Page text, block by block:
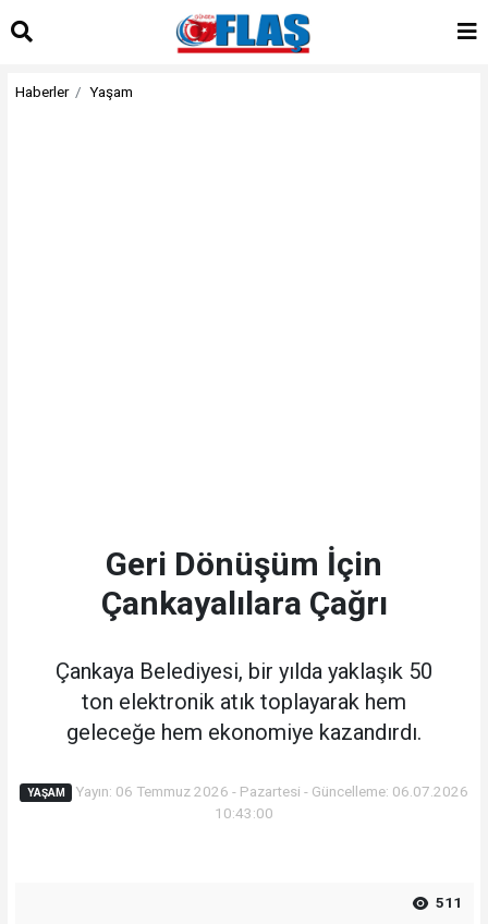
Haberler Yaşam
Geri Dönüşüm İçin
Çankayalılara Çağrı
Çankaya Belediyesi, bir yılda yaklaşık 50
ton elektronik atık toplayarak hem
geleceğe hem ekonomiye kazandırdı.
YAŞAM
Yayın: 06 Temmuz 2026 - Pazartesi - Güncelleme: 06.07.2026
10:43:00
511